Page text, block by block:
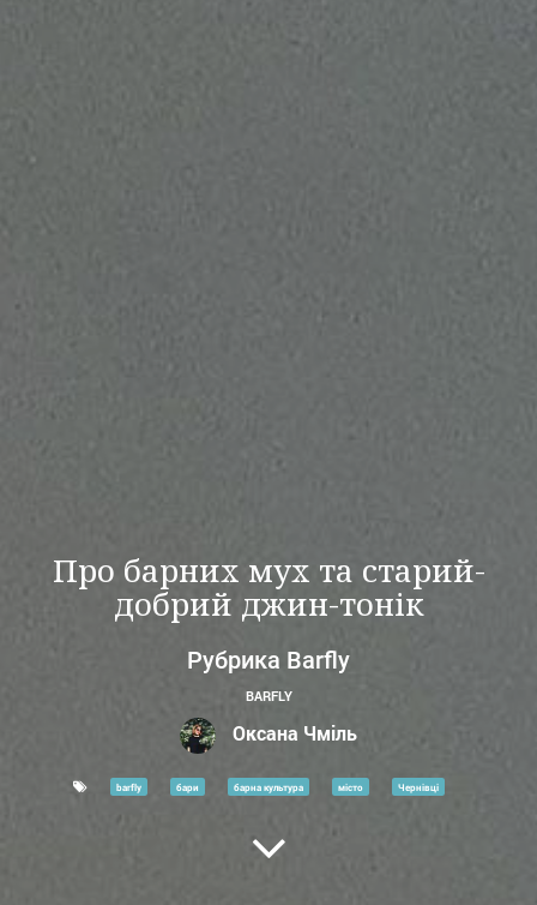
Про барних мух та старий-
добрий джин-тонік
Рубрика Barfly
BARFLY
Оксана Чміль
barfly бари барна культура місто Чернівці